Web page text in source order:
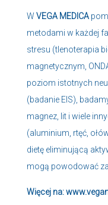
W VEGA MEDICA
metodami w każdej
stresu (tlenoterapia
magnetycznym,
poziom istotnych
(badanie EIS),
magnez, lit i wiele
(aluminium, rtęć,
dietę eliminującą
mogą powodować
Więcej na: